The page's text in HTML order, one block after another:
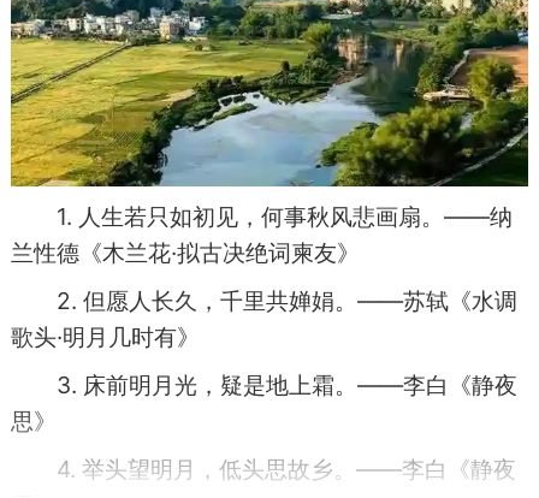
1. 人生若只如初见，何事秋风悲画扇。——纳
兰性德《木兰花·拟古决绝词柬友》
2. 但愿人长久，千里共婵娟。——苏轼《水调
歌头·明月几时有》
3. 床前明月光，疑是地上霜。——李白《静夜
思》
4. 举头望明月，低头思故乡。——李白《静夜